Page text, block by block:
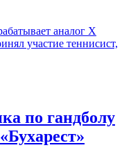
аналог X
участие теннисист,
по гандболу